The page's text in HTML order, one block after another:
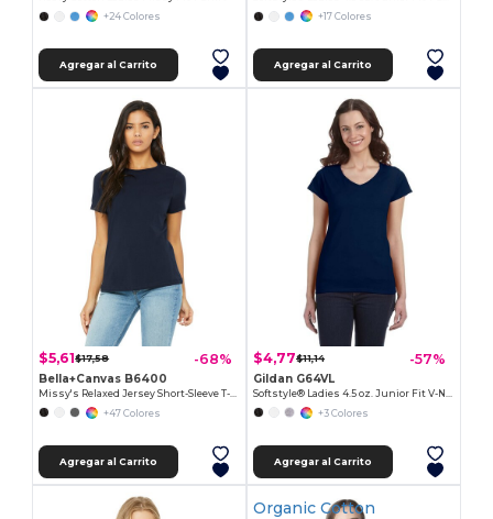
+24 Colores
Agregar al Carrito
+17 Colores
Agregar al Carrito
$5,61$17,58 -68%
Bella+Canvas B6400
Missy's Relaxed Jersey Short-Sleeve T-Shirt
+47 Colores
Agregar al Carrito
$4,77$11,14 -57%
Gildan G64VL
Softstyle® Ladies 4.5 oz. Junior Fit V-Neck T-Shirt
+3 Colores
Agregar al Carrito
Organic Cotton